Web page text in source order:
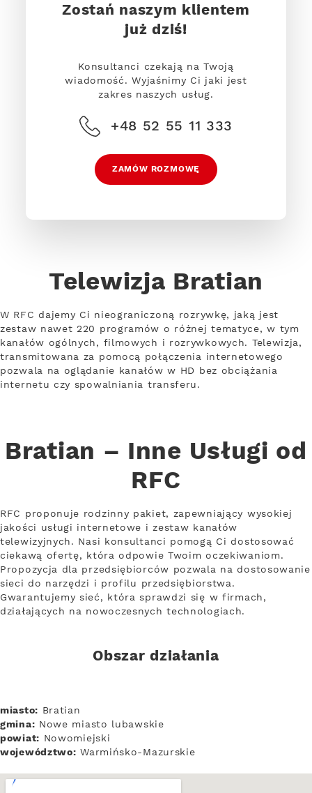
Zostań naszym klientem
już dziś!
Konsultanci czekają na Twoją
wiadomość. Wyjaśnimy Ci jaki jest
zakres naszych usług.
+48 52 55 11 333
ZAMÓW ROZMOWĘ
Telewizja Bratian
W RFC dajemy Ci nieograniczoną rozrywkę, jaką jest
zestaw nawet 220 programów o różnej tematyce, w tym
kanałów ogólnych, filmowych i rozrywkowych. Telewizja,
transmitowana za pomocą połączenia internetowego
pozwala na oglądanie kanałów w HD bez obciążania
internetu czy spowalniania transferu.
Bratian – Inne Usługi od
RFC
RFC proponuje rodzinny pakiet, zapewniający wysokiej
jakości usługi internetowe i zestaw kanałów
telewizyjnych. Nasi konsultanci pomogą Ci dostosować
ciekawą ofertę, która odpowie Twoim oczekiwaniom.
Propozycja dla przedsiębiorców pozwala na dostosowanie
sieci do narzędzi i profilu przedsiębiorstwa.
Gwarantujemy sieć, która sprawdzi się w firmach,
działających na nowoczesnych technologiach.
Obszar działania
miasto: Bratian
gmina: Nowe miasto lubawskie
powiat: Nowomiejski
województwo: Warmińsko-Mazurskie